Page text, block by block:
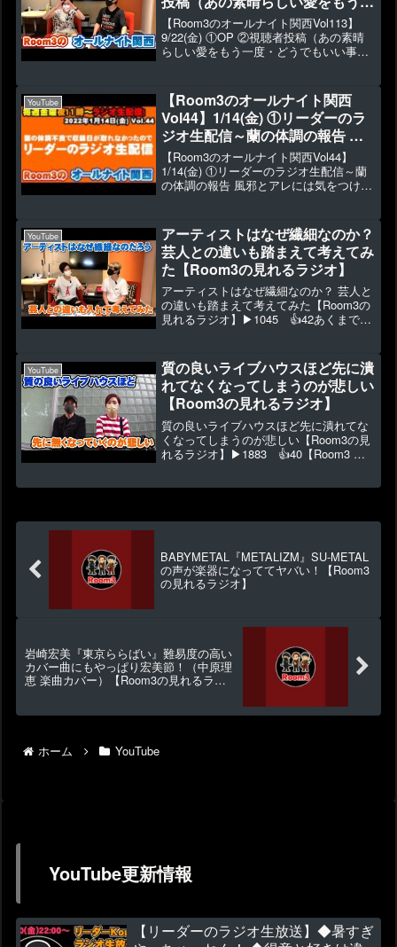
度・どうでもいい事件・公式
LINEのコメント読みます）③ち
ょとした話（値上げヤバい）
【Room3のオールナイト関西Vol113】
9/22(金) ①OP ②視聴者投稿（あの素晴
らしい愛をもう一度・どうでもいい事
④ED▶828 👍31【Room3のオールナイ
ト関...
YouTube
【Room3のオールナイト関西
Vol44】1/14(金) ①リーダーのラ
ジオ生配信～蘭の体調の報告 風
邪とアレには気をつけろ！自宅よ
りラジオ配信、音声のみで（蘭の
体調不良で収録日が取れなかった
【Room3のオールナイト関西Vol44】
1/14(金) ①リーダーのラジオ生配信～蘭
の体調の報告 風邪とアレには気をつけ
ので）▶888 👍12という事情で、リー
ダーKo...
YouTube
アーティストはなぜ繊細なのか？
芸人との違いも踏まえて考えてみ
た【Room3の見れるラジオ】
アーティストはなぜ繊細なのか？ 芸人と
の違いも踏まえて考えてみた【Room3の
見れるラジオ】▶1045 👍42あくまで自
シップ始めました⇒ ◆2023年1月～新作
グッズ...
YouTube
質の良いライブハウスほど先に潰
れてなくなってしまうのが悲しい
【Room3の見れるラジオ】
質の良いライブハウスほど先に潰れてな
くなってしまうのが悲しい【Room3の見
れるラジオ】▶1883 👍40【Room3 新
BABYMETAL『METALIZM』SU-METAL
の声が楽器になっててヤバい！【Room3
の見れるラジオ】
岩崎宏美『東京ららばい』難易度の高い
カバー曲にもやっぱり宏美節！（中原理
恵 楽曲カバー）【Room3の見れるラジ
ホーム YouTube
YouTube更新情報
【リーダーのラジオ生放送】◆暑すぎ